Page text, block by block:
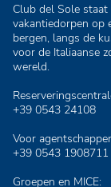
Club del Sole
vakantiedorpen op
bergen, langs de
voor de Italiaanse
wereld.
+39 0543 24108
Voor
+39 0543 1908711
Groepen en MICE: